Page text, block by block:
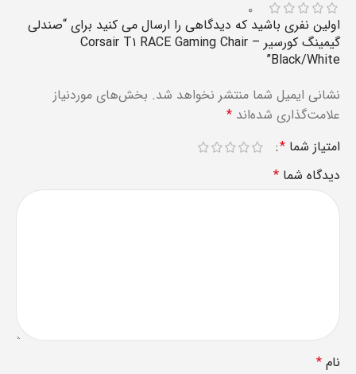
۰
اولین نفری باشید که دیدگاهی را ارسال می کنید برای “صندلی
گیمینگ کورسیر Corsair T۱ RACE Gaming Chair –
Black/White”
نشانی ایمیل شما منتشر نخواهد شد. بخش‌های موردنیاز
علامت‌گذاری شده‌اند *
امتیاز شما *
دیدگاه شما *
نام *